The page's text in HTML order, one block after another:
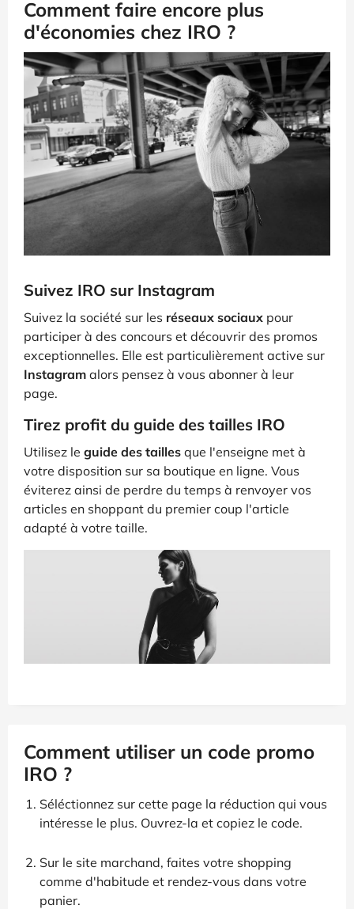
Comment faire encore plus
d'économies chez IRO ?
Suivez IRO sur Instagram
Suivez la société sur les réseaux sociaux pour
participer à des concours et découvrir des promos
exceptionnelles. Elle est particulièrement active sur
Instagram alors pensez à vous abonner à leur
page.
Tirez profit du guide des tailles IRO
Utilisez le guide des tailles que l'enseigne met à
votre disposition sur sa boutique en ligne. Vous
éviterez ainsi de perdre du temps à renvoyer vos
articles en shoppant du premier coup l'article
adapté à votre taille.
Comment utiliser un code promo
IRO ?
Séléctionnez sur cette page la réduction qui vous
intéresse le plus. Ouvrez-la et copiez le code.
Sur le site marchand, faites votre shopping
comme d'habitude et rendez-vous dans votre
panier.